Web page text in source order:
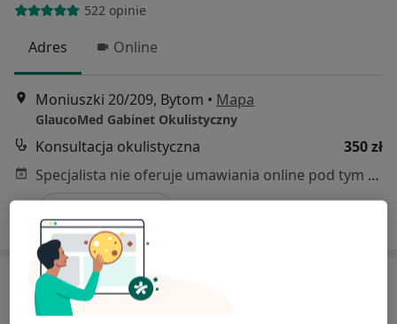
522 opinie
Adres Online
Moniuszki 20/209, Bytom • Mapa
GlaucoMed Gabinet Okulistyczny
Konsultacja okulistyczna
350 zł
Specjalista nie oferuje umawiania online pod tym adresem.
Poproś o wizytę